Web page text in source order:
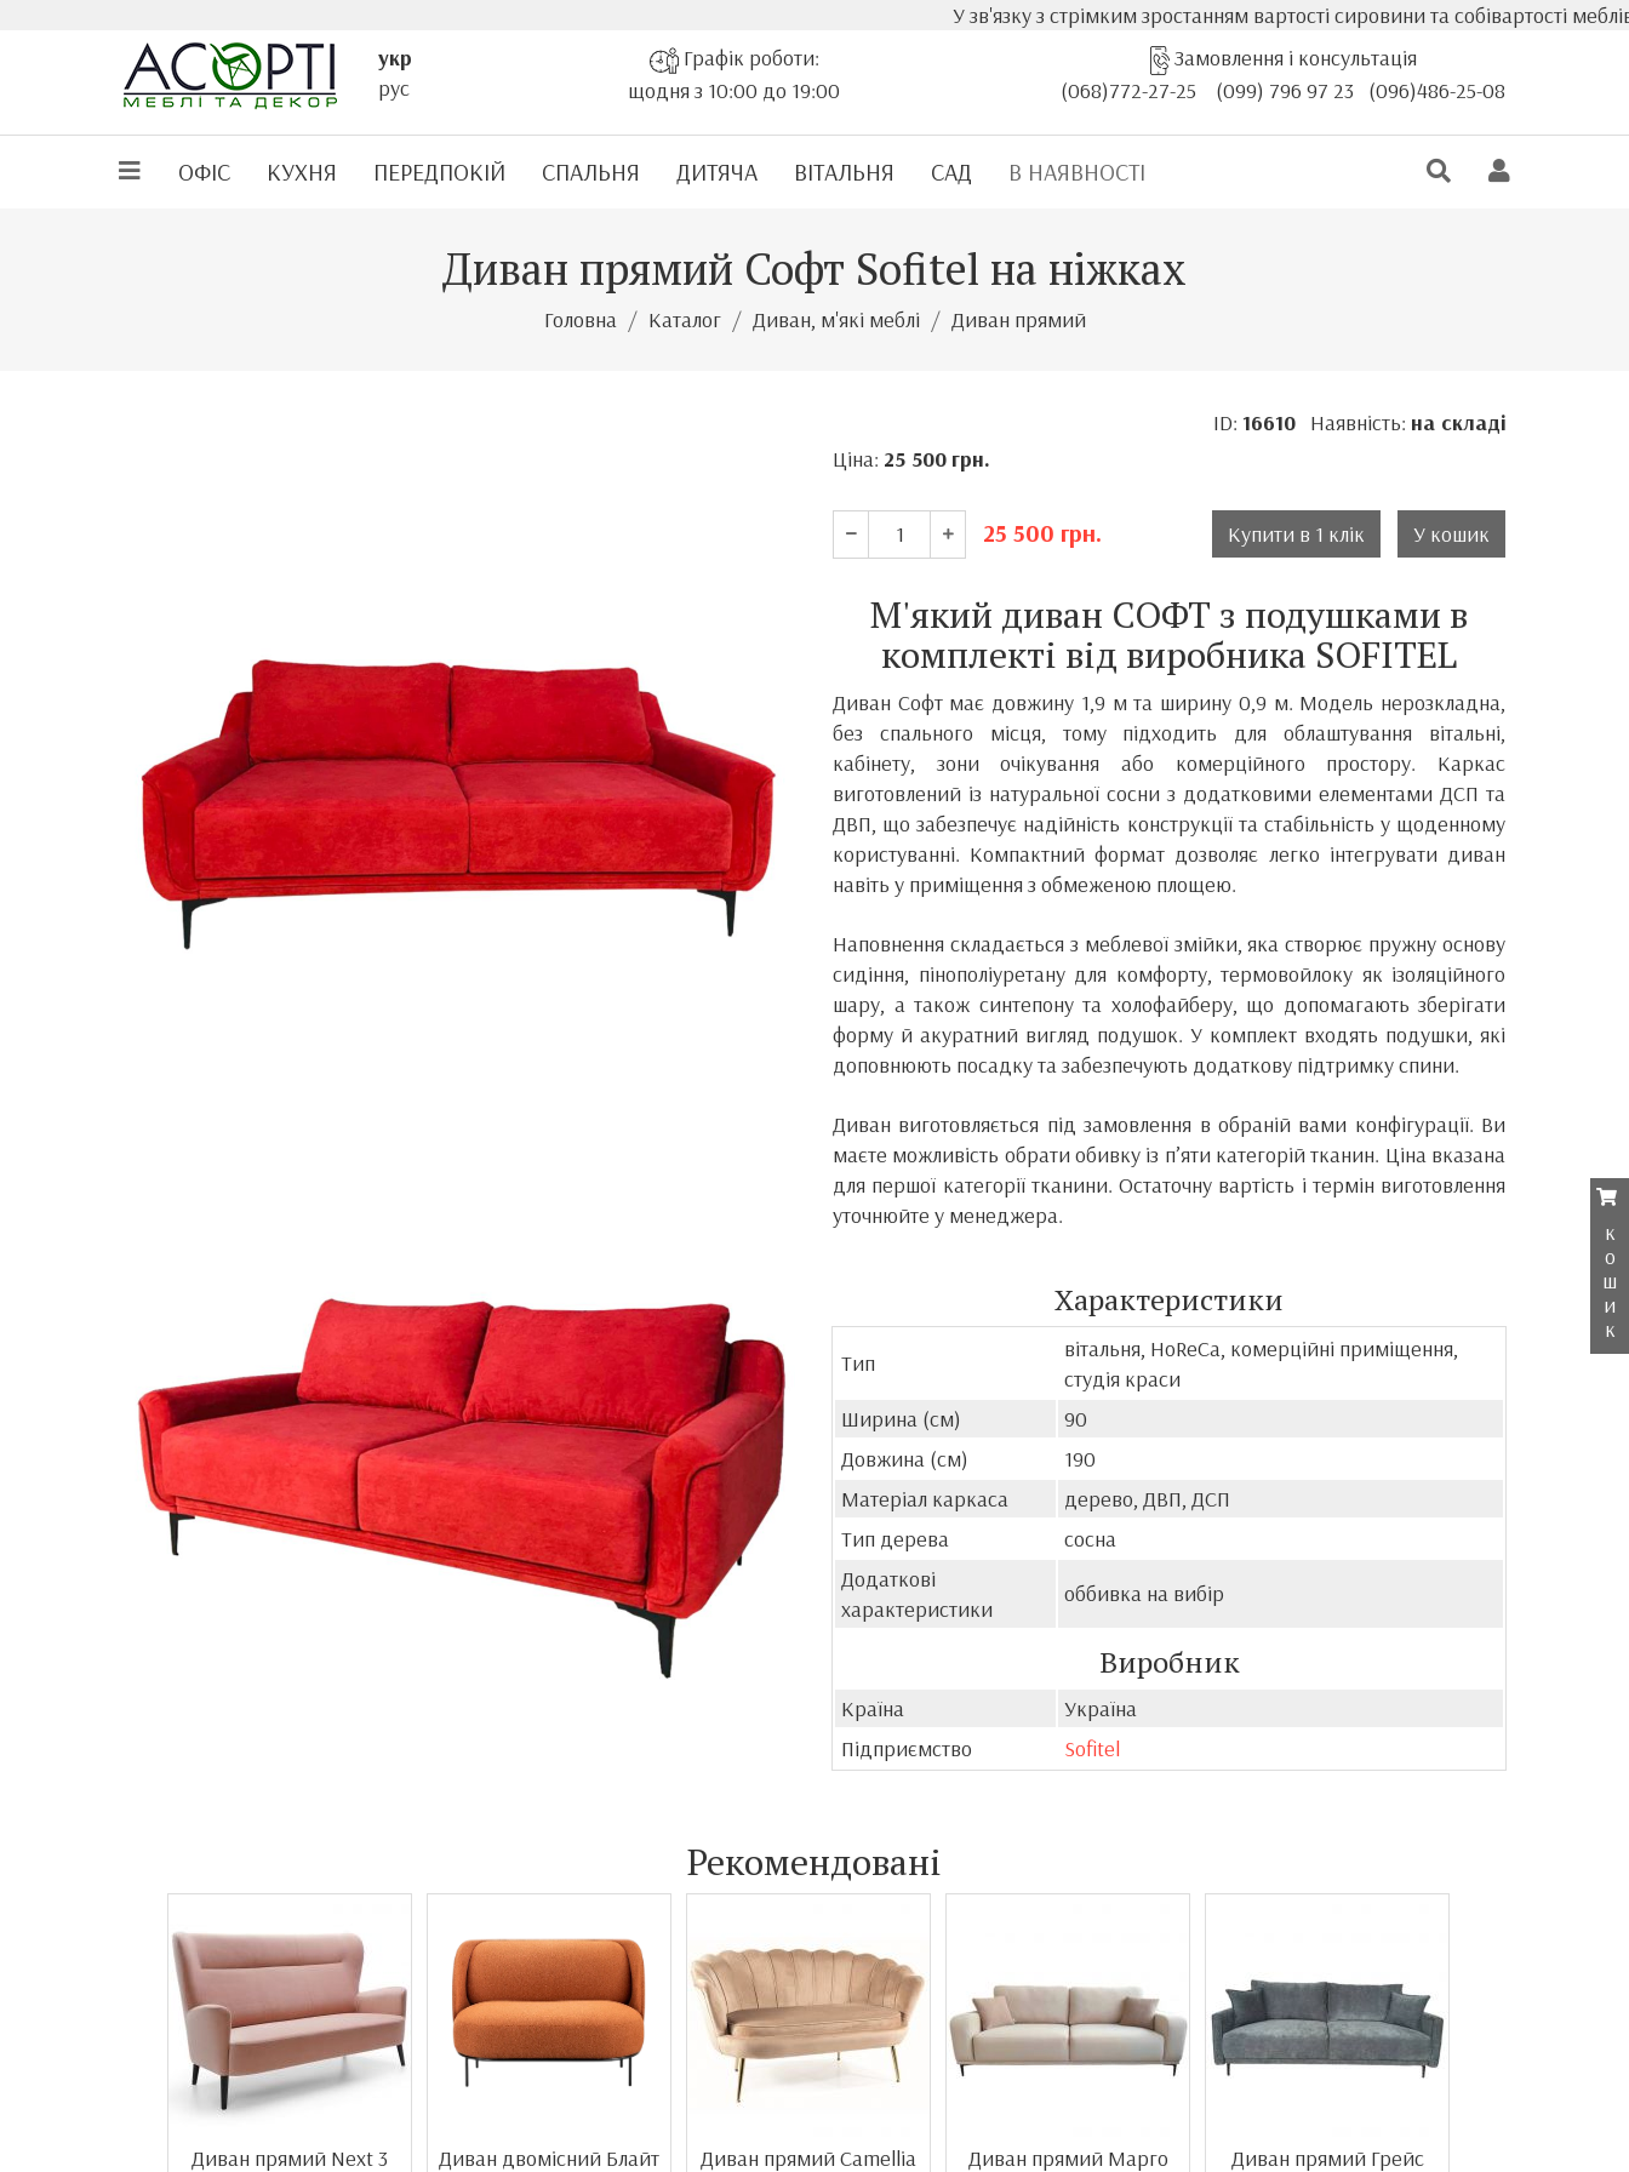
У зв'язку з стрімким зростанням вартості сировини та собівартості
укр
рус
Графік роботи:
щодня з 10:00 до 19:00
Замовлення і консультація
(068)772-27-25
(099) 796 97 23 (096)486-25-08
ОФІС КУХНЯ ПЕРЕДПОКІЙ СПАЛЬНЯ ДИТЯЧА ВІТАЛЬНЯ САД В НАЯВНОСТІ
Диван прямий Софт Sofitel на ніжках
Головна Каталог Диван, м'які меблі Диван прямий
ID: 16610Наявність: на складі
Ціна: 25 500 грн.
25 500 грн. Купити в 1 клік У кошик
М'який диван СОФТ з подушками в
комплекті від виробника SOFITEL
Диван Софт має довжину 1,9 м та ширину 0,9 м. Модель нерозкладна,
без спального місця, тому підходить для облаштування вітальні,
кабінету, зони очікування або комерційного простору. Каркас
виготовлений із натуральної сосни з додатковими елементами ДСП та
ДВП, що забезпечує надійність конструкції та стабільність у щоденному
користуванні. Компактний формат дозволяє легко інтегрувати диван
навіть у приміщення з обмеженою площею.
Наповнення складається з меблевої змійки, яка створює пружну основу
сидіння, пінополіуретану для комфорту, термовойлоку як ізоляційного
шару, а також синтепону та холофайберу, що допомагають зберігати
форму й акуратний вигляд подушок. У комплект входять подушки, які
доповнюють посадку та забезпечують додаткову підтримку спини.
Диван виготовляється під замовлення в обраній вами конфігурації. Ви
маєте можливість обрати обивку із п’яти категорій тканин. Ціна вказана
для першої категорії тканини. Остаточну вартість і термін виготовлення
уточнюйте у менеджера.
Характеристики
Тип
вітальня, HoReCa, комерційні приміщення,
студія краси
Ширина (см)
90
Довжина (см)
190
Матеріал каркаса
дерево, ДВП, ДСП
Тип дерева
сосна
Додаткові
характеристики
оббивка на вибір
Виробник
Країна
Україна
Підприємство
Sofitel
Рекомендовані
Диван прямий Next 3 Диван двомісний Блайт Диван прямий Camellia Диван прямий Марго Диван прямий Грейс
к
о
ш
и
к